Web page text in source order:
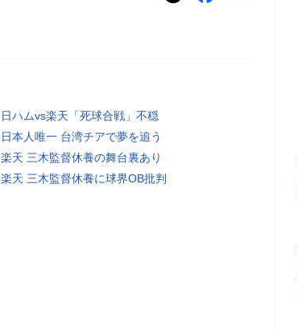
日ハムvs楽天「死球合戦」不穏
日本人唯一 台湾チアで夢を追う
楽天 三木監督休養の舞台裏あり
楽天 三木監督休養に球界OB批判